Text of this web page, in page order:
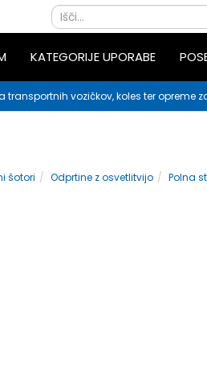
KATEGORIJE UPORABE
transportnih vozičkov, koles ter opreme
šotori Odprtine z osvetlitvijo Polna